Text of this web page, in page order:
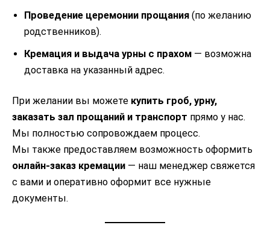
Проведение церемонии прощания (по желанию
родственников).
Кремация и выдача урны с прахом — возможна
доставка на указанный адрес.
При желании вы можете купить гроб, урну,
заказать зал прощаний и транспорт прямо у нас.
Мы полностью сопровождаем процесс.
Мы также предоставляем возможность оформить
онлайн-заказ кремации — наш менеджер свяжется
с вами и оперативно оформит все нужные
документы.